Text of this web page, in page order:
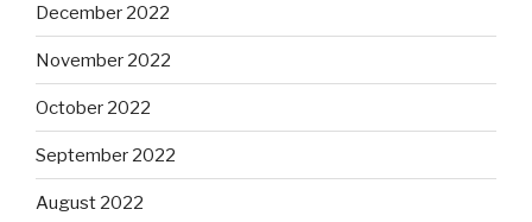
December 2022
November 2022
October 2022
September 2022
August 2022